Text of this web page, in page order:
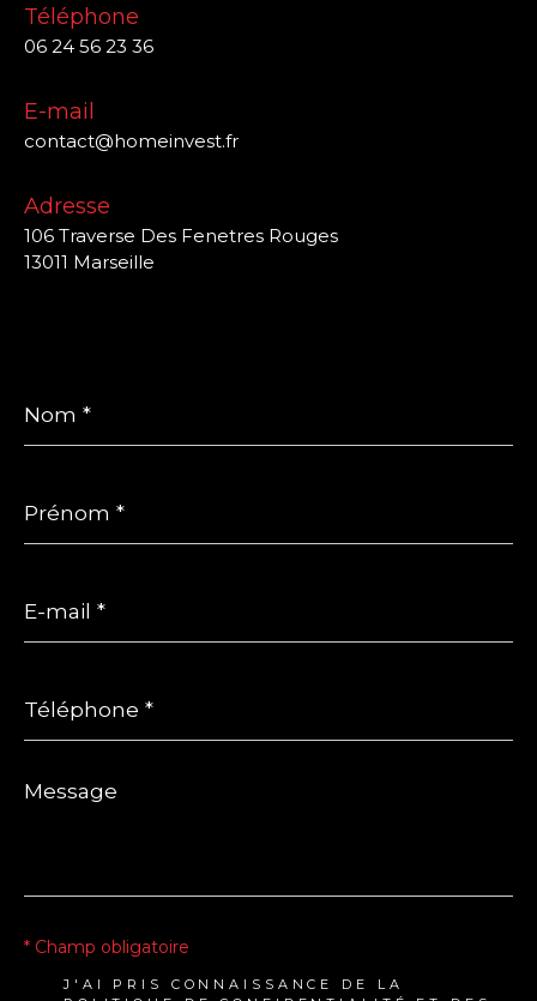
Téléphone
06 24 56 23 36
E-mail
contact@homeinvest.fr
Adresse
106 Traverse Des Fenetres Rouges
13011 Marseille
*
*
mail
*
*
Message
*
J'AI PRIS CONNAISSANCE DE LA
* Champ obligatoire